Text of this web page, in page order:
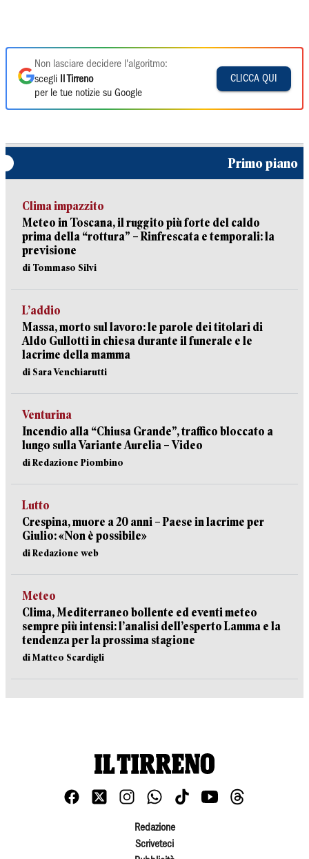
Non lasciare decidere l'algoritmo:
scegli
Il Tirreno
per le tue notizie su Google
CLICCA QUI
Primo piano
Clima impazzito
Meteo in Toscana, il ruggito più forte del caldo
prima della “rottura” – Rinfrescata e temporali: la
previsione
di Tommaso Silvi
L’addio
Massa, morto sul lavoro: le parole dei titolari di
Aldo Gullotti in chiesa durante il funerale e le
lacrime della mamma
di Sara Venchiarutti
Venturina
Incendio alla “Chiusa Grande”, traffico bloccato a
lungo sulla Variante Aurelia – Video
di Redazione Piombino
Lutto
Crespina, muore a 20 anni – Paese in lacrime per
Giulio: «Non è possibile»
di Redazione web
Meteo
Clima, Mediterraneo bollente ed eventi meteo
sempre più intensi: l’analisi dell’esperto Lamma e la
tendenza per la prossima stagione
di Matteo Scardigli
Redazione
Scriveteci